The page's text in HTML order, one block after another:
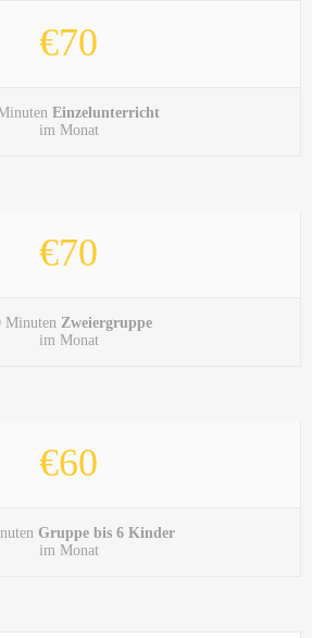
€70
Einzelunterricht
im Monat
€70
Minuten Zweiergruppe
im Monat
€60
Gruppe bis 6 Kinder
im Monat